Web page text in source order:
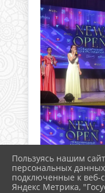
Пользуясь нашим
персональных
подключенные к веб-
Яндекс Метрика,